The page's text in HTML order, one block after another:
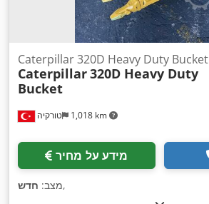
טורקיה 1,018 km
Caterpillar 320D Heavy Duty Bucket
Caterpillar320D Heavy Duty
Bucket
מידע על מחיר
מצב: חדש ,